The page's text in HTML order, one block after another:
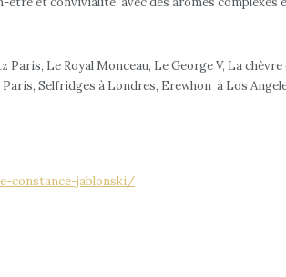
Le Royal Monceau, Le George V, La
Selfridges à Londres, Erewhon à Los
constance-jablonski/